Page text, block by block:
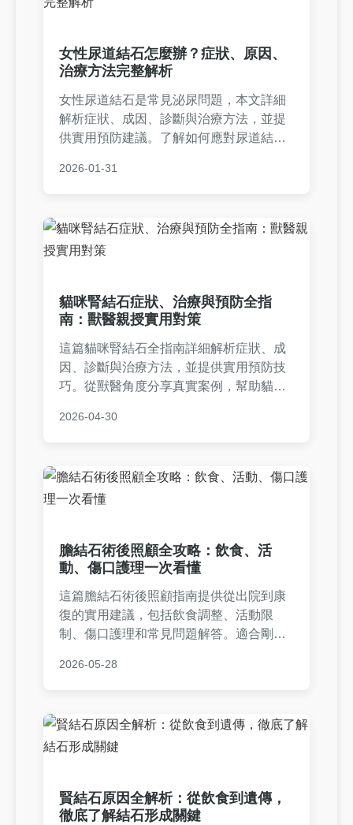
女性尿道結石怎麼辦？症狀、原因、
治療方法完整解析
女性尿道結石是常見泌尿問題，本文詳細
解析症狀、成因、診斷與治療方法，並提
供實用預防建議。了解如何應對尿道結
包含真實案例分享和常見問答，幫助您全
2026-01-31
貓咪腎結石症狀、治療與預防全指
南：獸醫親授實用對策
這篇貓咪腎結石全指南詳細解析症狀、成
因、診斷與治療方法，並提供實用預防技
巧。從獸醫角度分享真實案例，幫助貓主
包含飲食建議、常見問答，適合所有關心
2026-04-30
膽結石術後照顧全攻略：飲食、活
動、傷口護理一次看懂
這篇膽結石術後照顧指南提供從出院到康
復的實用建議，包括飲食調整、活動限
制、傷口護理和常見問題解答。適合剛完
順利恢復健康，避免併發症。內容基於醫
2026-05-28
賢結石原因全解析：從飲食到遺傳，
徹底了解結石形成關鍵